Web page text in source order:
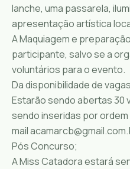
lanche, uma passarela,
apresentação artística
A Maquiagem e
participante, salvo se a
voluntários para o evento.
Da disponibilidade de
Estarão sendo abertas 30
sendo inseridas por
mail
Pós Concurso;
A Miss Catadora estará